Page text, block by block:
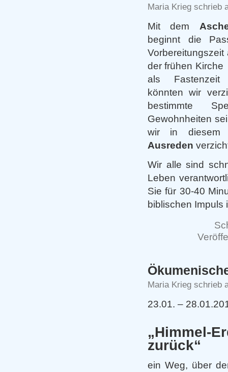
Maria Krieg schrieb
Mit dem
beginnt die
der frühen
als Fastenzeit
könnten wir
bestimmte
Gewohnheiten
wir in
Ausreden
Wir alle sind
Leben
Sie für 30-40
biblischen
Maria Krieg schrieb
23.01. –
zurück“
ein Weg, über